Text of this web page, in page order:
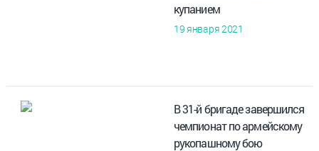
купанием
19 января 2021
В 31-й бригаде завершился
чемпионат по армейскому
рукопашному бою